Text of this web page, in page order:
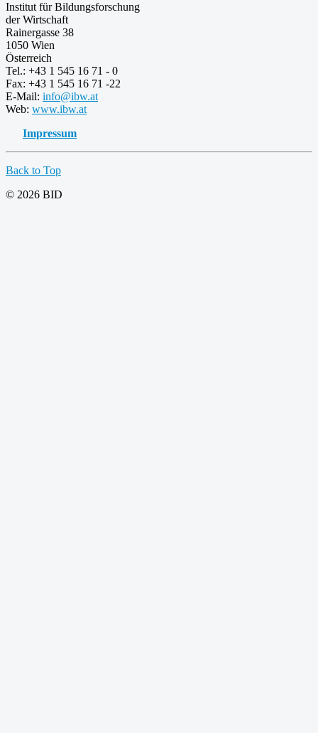
Institut für Bildungsforschung
der Wirtschaft
Rainergasse 38
1050 Wien
Österreich
Tel.: +43 1 545 16 71 - 0
Fax: +43 1 545 16 71 -22
E-Mail: info@ibw.at
Web: www.ibw.at
Impressum
Back to Top
© 2026 BID